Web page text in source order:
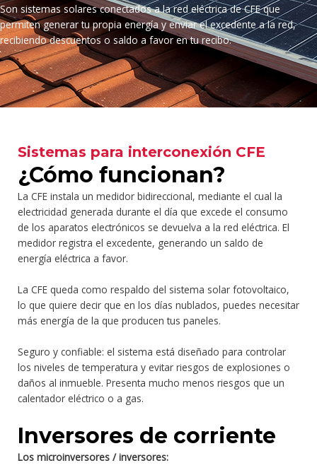
Son sistemas solares conectados a la red eléctrica de CFE que
permiten generar tu propia energía y enviar el excedente a la red,
recibiendo descuentos o saldo a favor en tu recibo.
Sistemas para interconexión CFE
¿Cómo funcionan?
La CFE instala un medidor bidireccional, mediante el cual la
electricidad generada durante el día que excede el consumo
de los aparatos electrónicos se devuelva a la red eléctrica. El
medidor registra el excedente, generando un saldo de
energía eléctrica a favor.
La CFE queda como respaldo del sistema solar fotovoltaico,
lo que quiere decir que en los días nublados, puedes necesitar
más energía de la que producen tus paneles.
Seguro y confiable: el sistema está diseñado para controlar
los niveles de temperatura y evitar riesgos de explosiones o
daños al inmueble. Presenta mucho menos riesgos que un
calentador eléctrico o a gas.
Inversores de corriente
Los microinversores / inversores: